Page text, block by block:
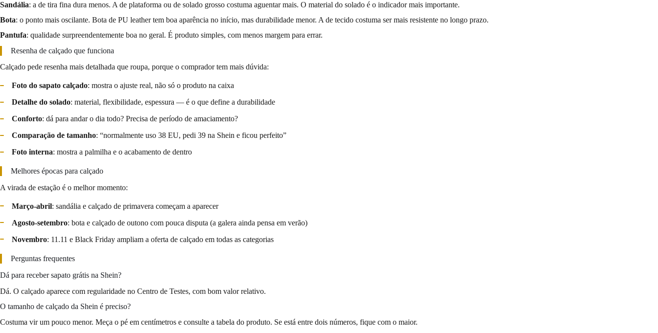
Sandália: a de tira fina dura menos. A de plataforma ou de solado grosso costuma aguentar mais. O material do solado é o indicador mais importante.
Bota: o ponto mais oscilante. Bota de PU leather tem boa aparência no início, mas durabilidade menor. A de tecido costuma ser mais resistente no longo prazo.
Pantufa: qualidade surpreendentemente boa no geral. É produto simples, com menos margem para errar.
Resenha de calçado que funciona
Calçado pede resenha mais detalhada que roupa, porque o comprador tem mais dúvida:
Foto do sapato calçado: mostra o ajuste real, não só o produto na caixa
Detalhe do solado: material, flexibilidade, espessura — é o que define a durabilidade
Conforto: dá para andar o dia todo? Precisa de período de amaciamento?
Comparação de tamanho: “normalmente uso 38 EU, pedi 39 na Shein e ficou perfeito”
Foto interna: mostra a palmilha e o acabamento de dentro
Melhores épocas para calçado
A virada de estação é o melhor momento:
Março-abril: sandália e calçado de primavera começam a aparecer
Agosto-setembro: bota e calçado de outono com pouca disputa (a galera ainda pensa em verão)
Novembro: 11.11 e Black Friday ampliam a oferta de calçado em todas as categorias
Perguntas frequentes
Dá para receber sapato grátis na Shein?
Dá. O calçado aparece com regularidade no Centro de Testes, com bom valor relativo.
O tamanho de calçado da Shein é preciso?
Costuma vir um pouco menor. Meça o pé em centímetros e consulte a tabela do produto. Se está entre dois números, fique com o maior.